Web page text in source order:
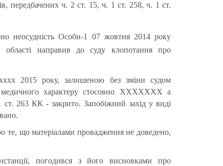
передбачених ч. 2 ст. 15, ч. 1 ст. 258, ч. 1 ст.
неосудність Особи-1 07 жовтня 2014 року
направив до суду клопотання про
2015 року, залишеною без зміни судом
медичного характеру стосовно ХХХХХХХ а
263 КК - закрито. Запобіжний захід у виді
те, що матеріалами провадження не доведено,
погодився з його висновками про